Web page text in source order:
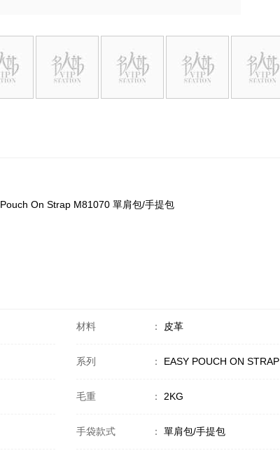
On Strap M81070 單肩包/手提包
材料 ： 皮革
系列 ： EASY POUCH ON STRAP
毛重 ： 2KG
手袋款式 ： 單肩包/手提包